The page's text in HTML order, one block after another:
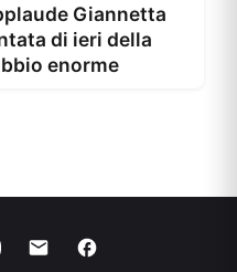
Giannetta
di ieri della
enorme